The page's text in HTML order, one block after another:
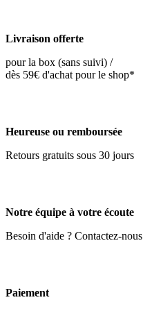
Livraison offerte
pour la box (sans suivi) /
dès 59€ d'achat pour le shop*
Heureuse ou remboursée
Retours gratuits sous 30 jours
Notre équipe à votre écoute
Besoin d'aide ? Contactez-nous
Paiement